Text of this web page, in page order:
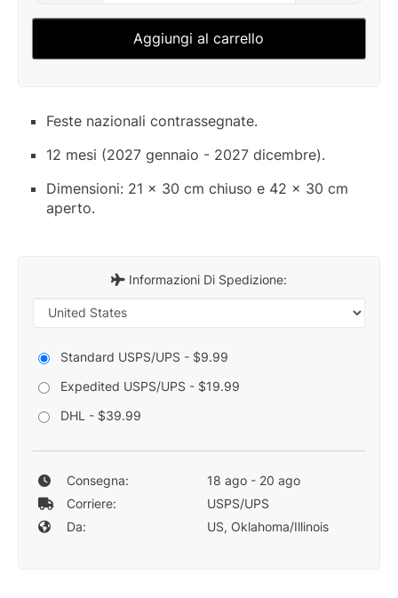
Aggiungi al carrello
Feste nazionali contrassegnate.
12 mesi (2027 gennaio - 2027 dicembre).
Dimensioni: 21 x 30 cm chiuso e 42 x 30 cm
aperto.
Informazioni Di Spedizione:
Standard USPS/UPS - $9.99
Expedited USPS/UPS - $19.99
DHL - $39.99
Consegna:
18 ago - 20 ago
Corriere:
USPS/UPS
Da:
US, Oklahoma/Illinois